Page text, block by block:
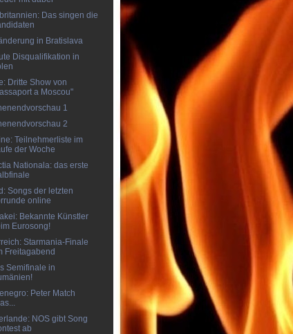
Das singen die
in Bratislava
Disqualifikation in
Dritte Show von
a Moscou"
1
2
Teilnehmerliste im
der Woche
Nationala: das erste
Songs der letzten
online
Bekannte Künstler
Eurosong!
Starmania-Finale
Freitagabend
Semifinale in
Peter Match
NOS gibt Song
ab